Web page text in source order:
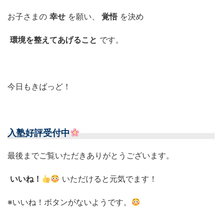
お子さまの 幸せ を願い、 覚悟 を決め
環境を整えてあげること です。
今日もきばっど！
入塾好評受付中
最後までご覧いただきありがとうございます。
いいね！ いただけると元気でます！
※いいね！ボタンがないようです。